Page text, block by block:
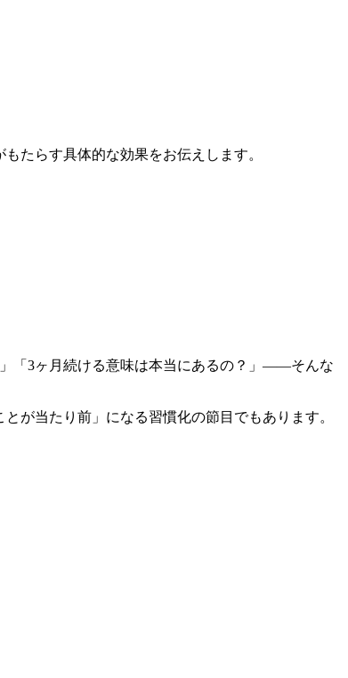
たらす具体的な効果をお伝えします。
「3ヶ月続ける意味は本当にあるの？」——そんな
が当たり前」になる習慣化の節目でもあります。